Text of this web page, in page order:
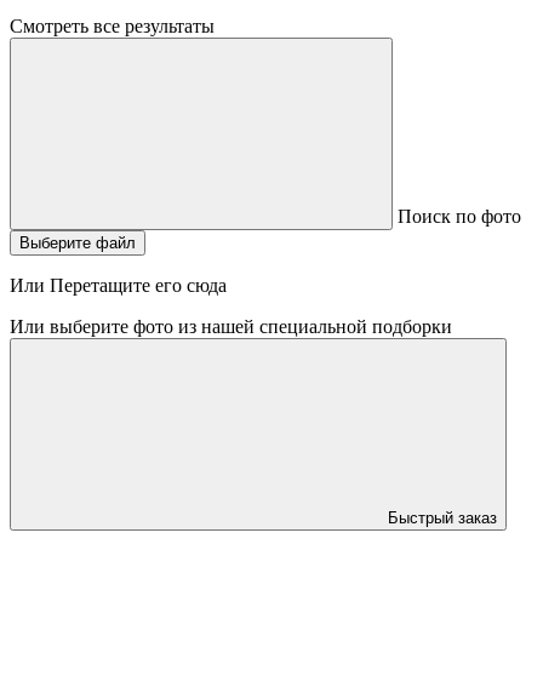
Смотреть все результаты
Поиск по фото
Выберите файл
Или Перетащите его сюда
Или выберите фото из нашей специальной подборки
Быстрый заказ